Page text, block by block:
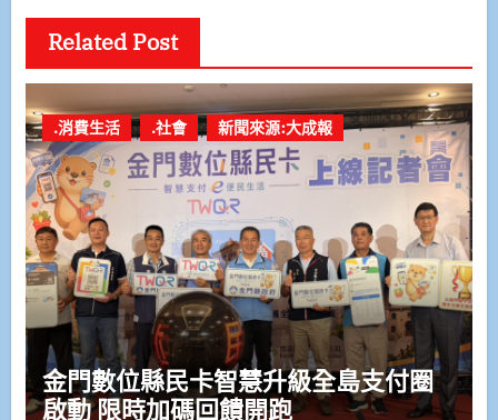
Related Post
.消費生活 .社會 新聞來源:大成報
金門數位縣民卡智慧升級全島支付圈
啟動 限時加碼回饋開跑